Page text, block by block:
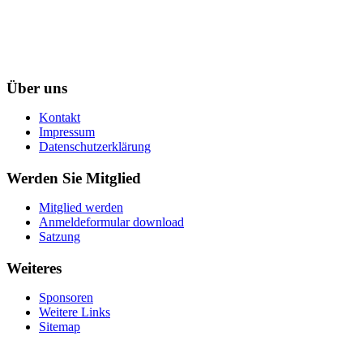
Über uns
Kontakt
Impressum
Datenschutzerklärung
Werden Sie Mitglied
Mitglied werden
Anmeldeformular download
Satzung
Weiteres
Sponsoren
Weitere Links
Sitemap